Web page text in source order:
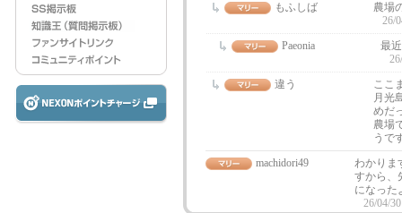
もふしば
農場
26/
Paeonia
最
違う
ここ
月光
めだ
農場
うで
machidori49
わかりま
すから、
になった
26/04/